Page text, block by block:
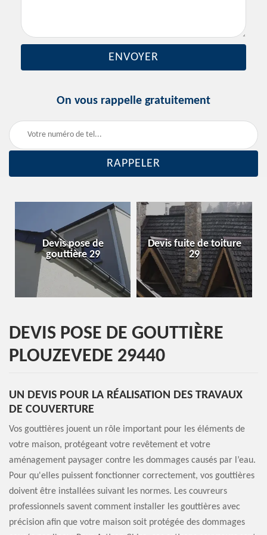
On vous rappelle gratuitement
Devis fuite de toiture
29
Entreprise de toiture
29
DEVIS POSE DE GOUTTIÈRE
PLOUZEVEDE 29440
UN DEVIS POUR LA RÉALISATION DES TRAVAUX
DE COUVERTURE
Vos gouttières jouent un rôle important pour les éléments de
votre maison, protégeant votre revêtement et votre
aménagement paysager contre les dommages causés par l’eau.
Pour qu'elles puissent fonctionner correctement, vos gouttières
doivent être installées suivant les normes. Les couvreurs
professionnels savent comment installer les gouttières avec
précision afin que votre maison soit protégée des dommages